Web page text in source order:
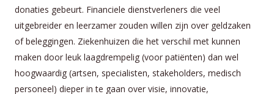
donaties gebeurt. Financiele dienstverleners die veel
uitgebreider en leerzamer zouden willen zijn over geldzaken
of beleggingen. Ziekenhuizen die het verschil met kunnen
maken door leuk laagdrempelig (voor patiënten) dan wel
hoogwaardig (artsen, specialisten, stakeholders, medisch
personeel) dieper in te gaan over visie, innovatie,